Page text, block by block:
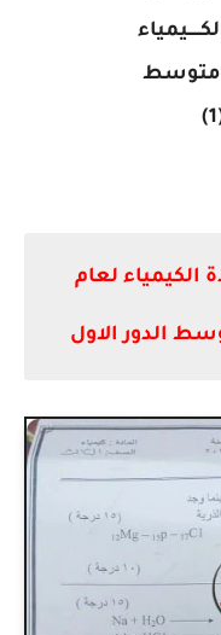
متوسط
الكيمياء لعام